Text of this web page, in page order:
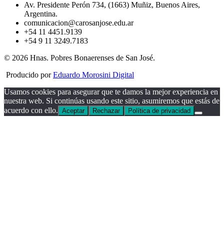
Av. Presidente Perón 734, (1663) Muñiz, Buenos Aires,
Argentina.
comunicacion@carosanjose.edu.ar
+54 11 4451.9139
+54 9 11 3249.7183
© 2026 Hnas. Pobres Bonaerenses de San José.
Producido porEduardo Morosini Digital
Usamos cookies para asegurar que te damos la mejor experiencia en
nuestra web. Si continúas usando este sitio, asumiremos que estás de
acuerdo con ello. Aceptar Rechazar Política de privacidad